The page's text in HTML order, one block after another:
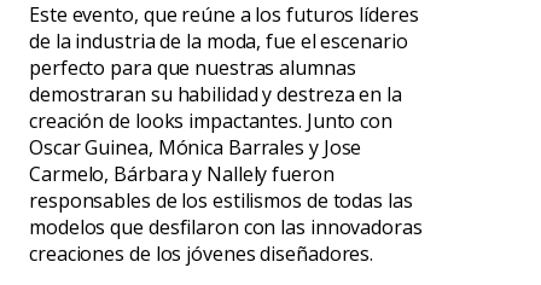
Este evento, que reúne a los futuros líderes
de la industria de la moda, fue el escenario
perfecto para que nuestras alumnas
demostraran su habilidad y destreza en la
creación de looks impactantes. Junto con
Oscar Guinea, Mónica Barrales y Jose
Carmelo, Bárbara y Nallely fueron
responsables de los estilismos de todas las
modelos que desfilaron con las innovadoras
creaciones de los jóvenes diseñadores.